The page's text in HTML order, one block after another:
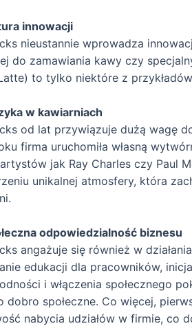
innowacji
nieustannie wprowadza
do zamawiania kawy czy
to tylko niektóre z
w kawiarniach
od lat przywiązuje dużą wagę
firma uruchomiła własną
jak Ray Charles czy Paul
unikalnej atmosfery, która
odpowiedzialność biznesu
angażuje się również w
edukacji dla pracowników,
i włączenia społecznego
dobro społeczne. Co więcej,
nabycia udziałów w firmie, co